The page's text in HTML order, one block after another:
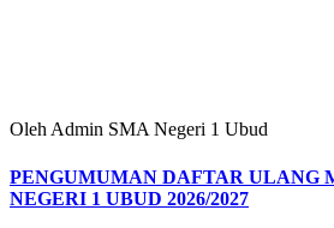
Oleh Admin SMA Negeri 1 Ubud
PENGUMUMAN DAFTAR ULANG
NEGERI 1 UBUD 2026/2027